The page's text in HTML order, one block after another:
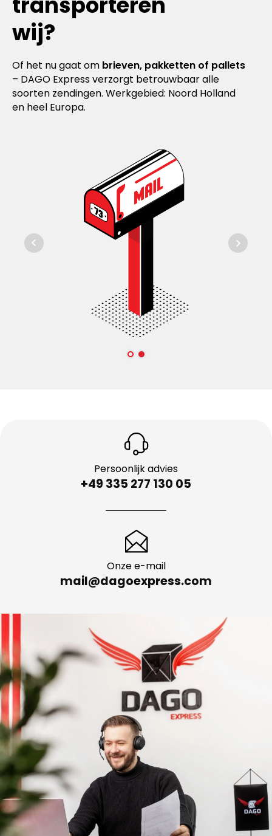
wij?
Of het nu gaat om brieven, pakketten of pallets
– DAGO Express verzorgt betrouwbaar alle
soorten zendingen. Werkgebied: Noord Holland
en heel Europa.
Persoonlijk advies
+49 335 277 130 05
Onze e-mail
mail@dagoexpress.com